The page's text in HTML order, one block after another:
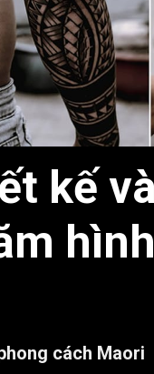
kế
cách Maori